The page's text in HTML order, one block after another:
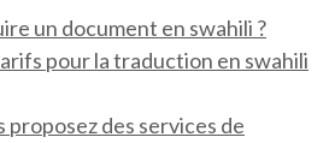
un document en swahili ?
pour la traduction en swahili
proposez des services de